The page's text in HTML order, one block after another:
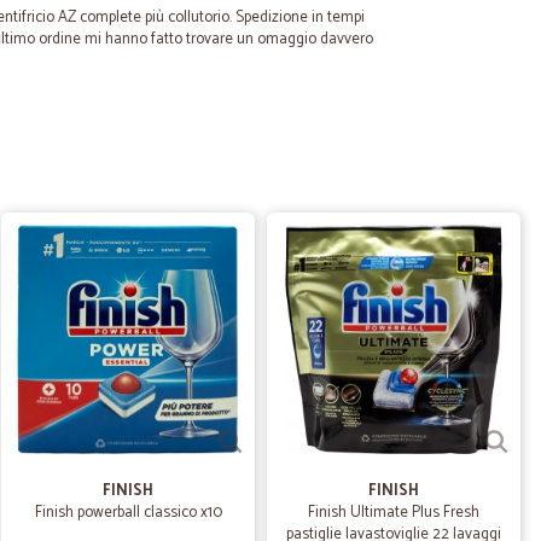
AZ complete più collutorio. Spedizione in tempi
ordine mi hanno fatto trovare un omaggio davvero
non mi avevano soddisfatto perchè le cose dentro al
era sfondato completamente, nulla di rotto per
fiducia al servizio, più che altro perchè avevo letto che
ad hoc. Ho fatto una grossa spesa, consegnata dal
rimasta molto soddisfatta! C'erano tutti i prodotti
protetti, e anche ben conservati! addirittura le uova erano
confezionamento di tutto, le verdure, le pere, molto
FINISH
Finish powerball classico x10
FINISH
Finish Ultimate Plus Fresh
pastiglie lavastoviglie 22 lavaggi